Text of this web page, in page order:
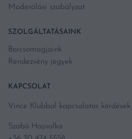
Moderálási szabályzat
SZOLGÁLTATÁSAINK
Borcsomagjaink
Rendezvény jegyek
KAPCSOLAT
Vince Klubbal kapcsolatos kérdések:
Szabó Hajnalka